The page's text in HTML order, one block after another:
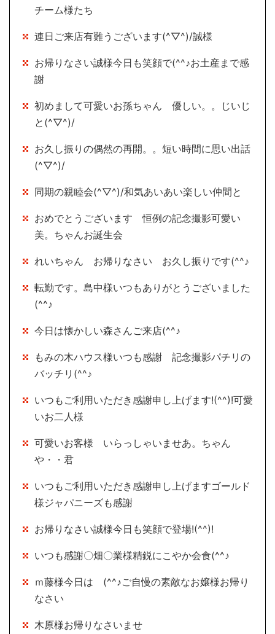
チーム様たち
連日ご来店有難うございます(^▽^)/誠様
お帰りなさい誠様今日も笑顔で(^^♪お土産まで感
謝
初めまして可愛いお孫ちゃん 優しい。。じいじ
と(^▽^)/
お久し振りの偶然の再開。。短い時間に思い出話
(^▽^)/
同期の親睦会(^▽^)/和気あいあい楽しい仲間と
おめでとうございます 恒例の記念撮影可愛い
美。ちゃんお誕生会
れいちゃん お帰りなさい お久し振りです(^^♪
転勤です。島中様いつもありがとうございました
(^^♪
今日は懐かしい森さんご来店(^^♪
もみの木ハウス様いつも感謝 記念撮影パチリの
バッチリ(^^♪
いつもご利用いただき感謝申し上げます!(^^)!可愛
いお二人様
可愛いお客様 いらっしゃいませあ。ちゃん
や・・君
いつもご利用いただき感謝申し上げますゴールド
様ジャパニーズも感謝
お帰りなさい誠様今日も笑顔で登場!(^^)!
いつも感謝〇畑〇業様精鋭にこやか会食(^^♪
ｍ藤様今日は (^^♪ご自慢の素敵なお嬢様お帰り
なさい
木原様お帰りなさいませ